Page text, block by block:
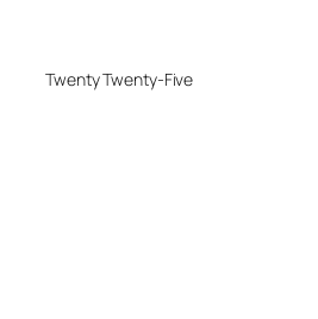
Twenty Twenty-Five